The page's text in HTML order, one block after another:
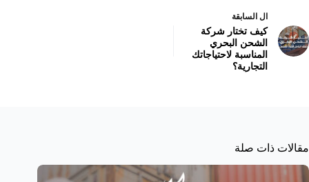
ال السابقة
كيف تختار شركة
الشحن البحري
المناسبة لاحتياجاتك
التجارية؟
مقالات ذات صلة